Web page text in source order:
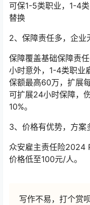
可保1-5类职业，1-4
替换
2、保障责任多，企业
保障覆盖基础保障责
小时意外，1-4类职业
保额最高60万，扩展
可扩展24小时保障，
10%。
3、价格有优势，方案
众安雇主责任险2024
价格低至100元/人。
写作不易，打个赏